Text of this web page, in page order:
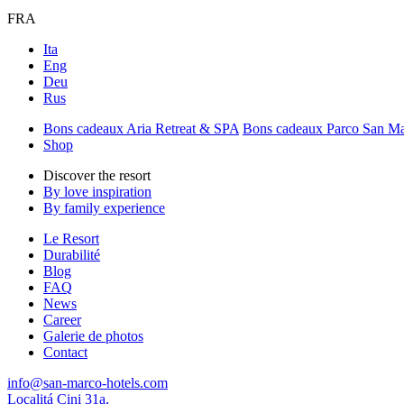
FRA
Ita
Eng
Deu
Rus
Bons cadeaux Aria Retreat & SPA Bons cadeaux Parco San
Shop
Discover the resort
By love inspiration
By family experience
Le Resort
Durabilité
Blog
FAQ
News
Career
Galerie de photos
Contact
info@san-marco-hotels.com
Localitá Cini 31a,